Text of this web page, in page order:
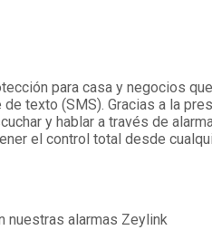
para casa y negocios
texto (SMS). Gracias a la
y hablar a través de
el control total desde
nuestras alarmas Zeylink